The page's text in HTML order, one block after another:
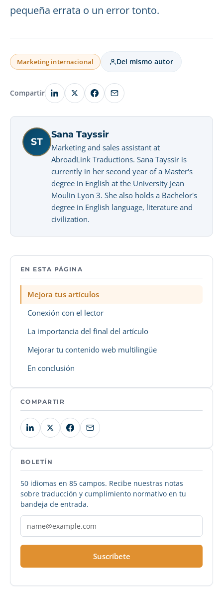
pequeña errata o un error tonto.
Marketing internacional Del mismo autor
Compartir
ST
Sana Tayssir
Marketing and sales assistant at
AbroadLink Traductions. Sana Tayssir is
currently in her second year of a Master's
degree in English at the University Jean
Moulin Lyon 3. She also holds a Bachelor's
degree in English language, literature and
civilization.
EN ESTA PÁGINA
Mejora tus artículos
Conexión con el lector
La importancia del final del artículo
Mejorar tu contenido web multilingüe
En conclusión
COMPARTIR
BOLETÍN
50 idiomas en 85 campos. Recibe nuestras notas
sobre traducción y cumplimiento normativo en tu
bandeja de entrada.
Suscríbete